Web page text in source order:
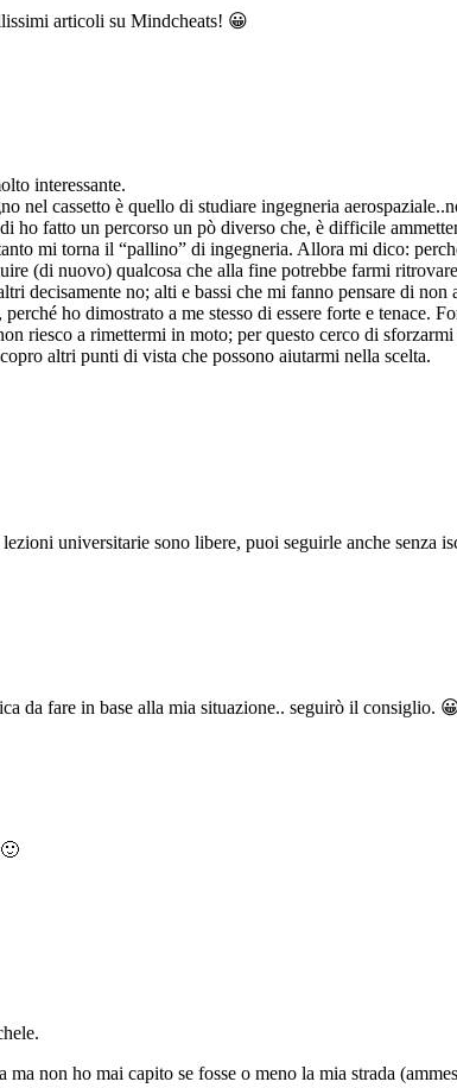
articoli su Mindcheats! 😀
interessante.
nel cassetto è quello di studiare ingegneria
ho fatto un percorso un pò diverso che, è difficile
mi torna il “pallino” di ingegneria. Allora mi dico:
(di nuovo) qualcosa che alla fine potrebbe farmi
decisamente no; alti e bassi che mi fanno pensare di
ho dimostrato a me stesso di essere forte e tenace.
riesco a rimettermi in moto; per questo cerco di
altri punti di vista che possono aiutarmi nella scelta.
universitarie sono libere, puoi seguirle anche senza
da fare in base alla mia situazione.. seguirò il consiglio.
non ho mai capito se fosse o meno la mia strada